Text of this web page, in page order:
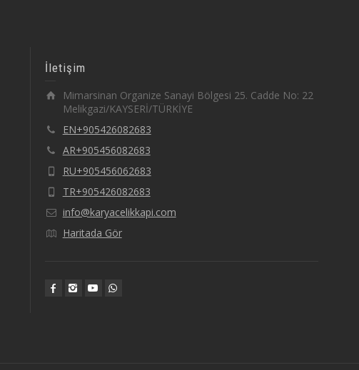
İletişim
Mimarsinan Organize Sanayi Bölgesi 25. Cadde No: 22
Melikgazi/KAYSERİ/TÜRKİYE
EN+905426082683
AR+905456082683
RU+905456062683
TR+905426082683
info@karyacelikkapi.com
Haritada Gör